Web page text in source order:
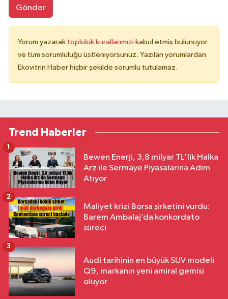
Gönder
Yorum yazarak topluluk kurallarımızı kabul etmiş bulunuyor
ve tüm sorumluluğu üstleniyorsunuz. Yazılan yorumlardan
Ekovitrin Haber hiçbir şekilde sorumlu tutulamaz.
Trend Haberler
Bewen Enerji, 3,8 milyar TL'lik Halka
Arz ile Sermaye Piyasalarına Adım
Atıyor
1
Maliyet krizi Borsa şirketini vurdu:
Barem Ambalaj’da konkordato
süreci
2
Audi tarihinin en büyük SUV modeli
Q9, markanın yeni amiral gemisi
oluyor
3